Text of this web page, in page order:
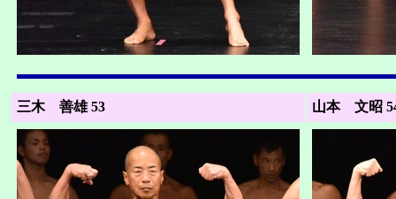
三木 善雄 53 山本 文昭